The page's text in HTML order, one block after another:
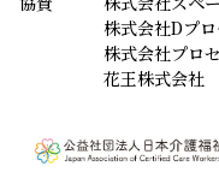
X